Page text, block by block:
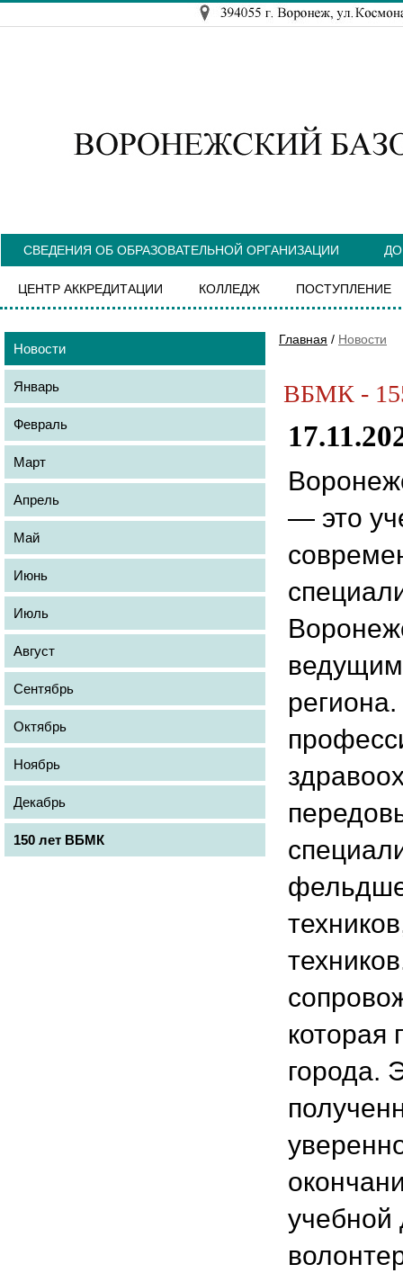
СВЕДЕНИЯ ОБ ОБРАЗОВАТЕЛЬНОЙ ОРГАНИЗАЦИИ
ЦЕНТР АККРЕДИТАЦИИ КОЛЛЕДЖ ПОСТУПЛЕНИЕ
Новости
Январь
Февраль
Март
Апрель
Май
Июнь
Июль
Август
Сентябрь
Октябрь
Ноябрь
Декабрь
150 лет ВБМК
Главная / Новости
ВБМК -
— это
ведущим
которая
города.
учебной